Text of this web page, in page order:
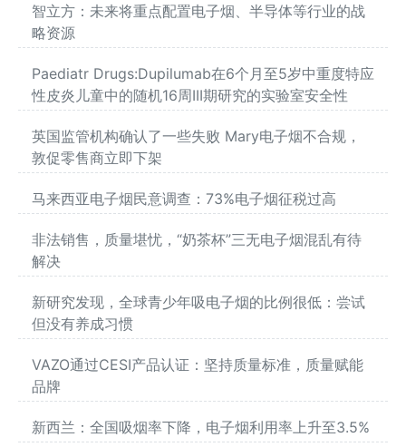
智立方：未来将重点配置电子烟、半导体等行业的战
略资源
Paediatr Drugs:Dupilumab在6个月至5岁中重度特应
性皮炎儿童中的随机16周III期研究的实验室安全性
英国监管机构确认了一些失败 Mary电子烟不合规，
敦促零售商立即下架
马来西亚电子烟民意调查：73%电子烟征税过高
非法销售，质量堪忧，“奶茶杯”三无电子烟混乱有待
解决
新研究发现，全球青少年吸电子烟的比例很低：尝试
但没有养成习惯
VAZO通过CESI产品认证：坚持质量标准，质量赋能
品牌
新西兰：全国吸烟率下降，电子烟利用率上升至3.5%